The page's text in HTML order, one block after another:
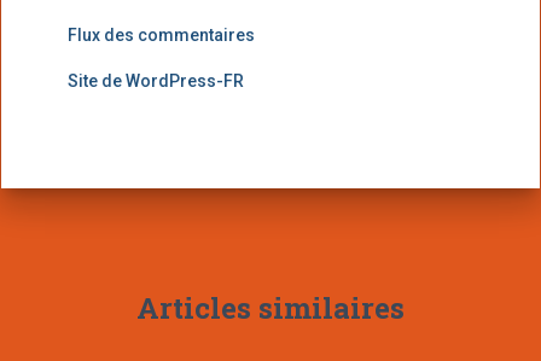
Flux des commentaires
Site de WordPress-FR
Articles similaires